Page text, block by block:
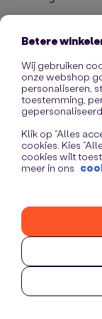
Betere
Wij gebruiken
onze webshop
personaliseren,
toestemming,
Klik op “Alles
cookies. Kies
cookies wilt
meer in ons